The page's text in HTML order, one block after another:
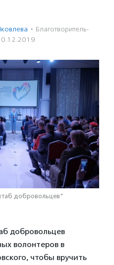
· Благотвори­тель­
добровольцев"
добровольцев
волонтеров в
чтобы вручить